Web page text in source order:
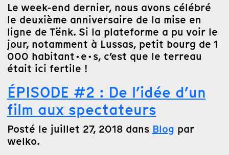
Le week-end dernier, nous avons célébré
le deuxième anniversaire de la mise en
ligne de Tënk. Si la plateforme a pu voir le
jour, notamment à Lussas, petit bourg de 1
000 habitant·e·s, c’est que le terreau
était ici fertile !
ÉPISODE #2 : De l’idée d’un
film aux spectateurs
Posté le juillet 27, 2018 dans Blog par
welko.